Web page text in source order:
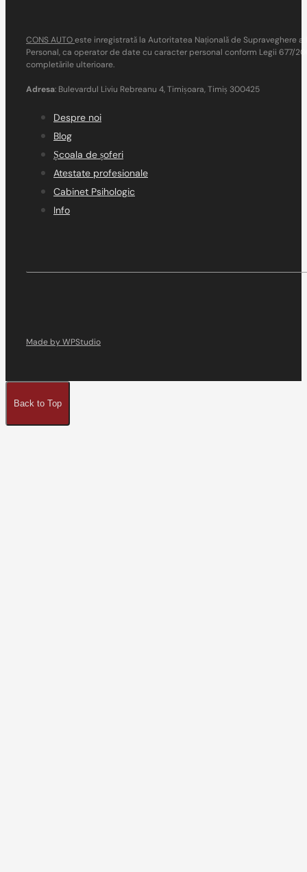
CONS AUTO este inregistrată la Autoritatea Națională de Supraveghere
Personal, ca operator de date cu caracter personal conform Legii 677/
completările ulterioare.
Adresa: Bulevardul Liviu Rebreanu 4, Timișoara, Timiș 300425
Despre noi
Blog
Școala de șoferi
Atestate profesionale
Cabinet Psihologic
Info
Made by WPStudio
Back to Top